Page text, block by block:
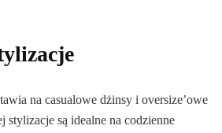
na casualowe dżinsy i oversize’owe
stylizacje są idealne na codzienne